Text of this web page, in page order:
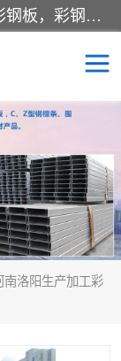
郑州鑫纵建材有限公司供应阳光板，彩钢板，彩钢钢构工程是一家集生产销售租赁安装于一体的企业，主要生产PC采光板，耐力板，仿古琉璃采光板，岩棉板、彩钢压型板、镀锌压型板、桁架楼承板，C、Z型钢檩条、围挡板、轻钢结构，阳光温室大棚等新型建材产品。公司旗下有多台移动式高空压瓦机租赁，承接全国各地业务，专业对外租赁各种型号压瓦机。
南洛阳生产加工彩
脂仿古瓦